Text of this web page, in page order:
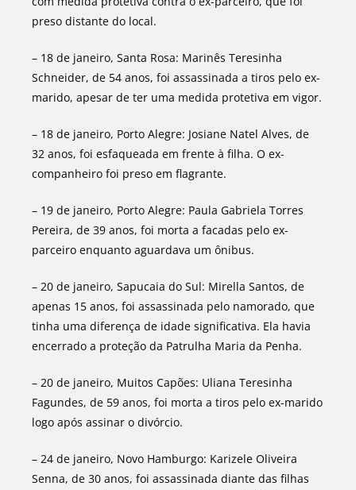
preso distante do local.
– 18 de janeiro, Santa Rosa: Marinês Teresinha
Schneider, de 54 anos, foi assassinada a tiros pelo ex-
marido, apesar de ter uma medida protetiva em vigor.
– 18 de janeiro, Porto Alegre: Josiane Natel Alves, de
32 anos, foi esfaqueada em frente à filha. O ex-
companheiro foi preso em flagrante.
– 19 de janeiro, Porto Alegre: Paula Gabriela Torres
Pereira, de 39 anos, foi morta a facadas pelo ex-
parceiro enquanto aguardava um ônibus.
– 20 de janeiro, Sapucaia do Sul: Mirella Santos, de
apenas 15 anos, foi assassinada pelo namorado, que
tinha uma diferença de idade significativa. Ela havia
encerrado a proteção da Patrulha Maria da Penha.
– 20 de janeiro, Muitos Capões: Uliana Teresinha
Fagundes, de 59 anos, foi morta a tiros pelo ex-marido
logo após assinar o divórcio.
– 24 de janeiro, Novo Hamburgo: Karizele Oliveira
Senna, de 30 anos, foi assassinada diante das filhas